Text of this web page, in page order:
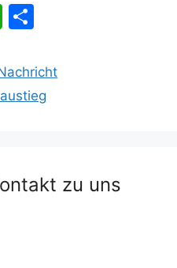
W
at
s
le
n
zu uns